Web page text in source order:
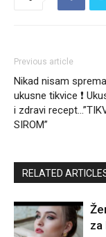
Previous article
Nikad nisam
ukusne tikvice ❗️
i zdravi
SIROM”
RELATED
za